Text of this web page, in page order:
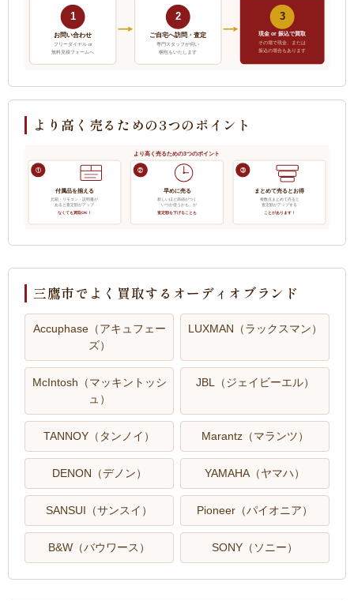
1
お問い合わせ
フリーダイヤル or
無料見積フォームへ
2
ご自宅へ訪問・査定
専門スタッフが伺い
梱包もいたします
3
現金 or 振込で買取
その場で現金、または
振込の場合もあります
より高く売るための3つのポイント
より高く売るための3つのポイント
①
付属品を揃える
元箱・リモコン・説明書が
あると査定額がアップ
なくても買取OK！
②
早めに売る
新しいほど高値がつく
「いつか使うかも」が
査定額を下げることも
③
まとめて売るとお得
複数点まとめて売ると
査定額がアップする
ことがあります！
三鷹市でよく買取するオーディオブランド
Accuphase（アキュフェー
ズ）
LUXMAN（ラックスマン）
McIntosh（マッキントッシ
ュ）
JBL（ジェイビーエル）
TANNOY（タンノイ） Marantz（マランツ）
DENON（デノン） YAMAHA（ヤマハ）
SANSUI（サンスイ） Pioneer（パイオニア）
B&W（バウワース） SONY（ソニー）